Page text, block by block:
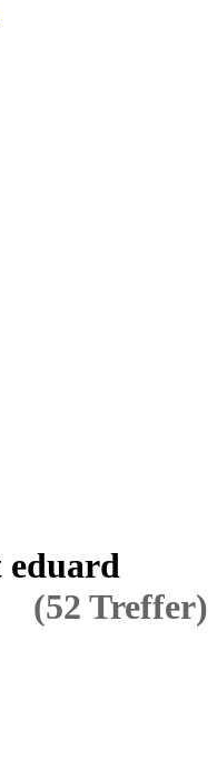
eduard
(52 Treffer)